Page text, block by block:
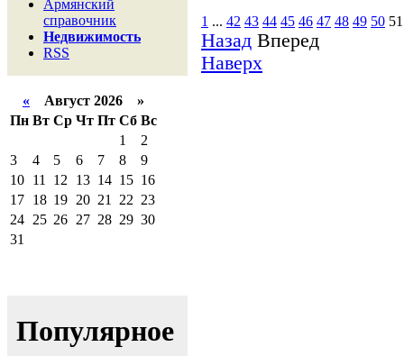
Армянский
справочник
Недвижимость
RSS
« Август 2026 »
Пн Вт Ср Чт Пт Сб Вс
1
2
3
4 5 6 7 8
9
10 11 12 13 14 15 16
17 18 19 20 21 22 23
24 25 26 27 28 29 30
31
Популярное
1 ... 42 43 44 45 46 47 48 49 50 51
Назад Вперед
Наверх